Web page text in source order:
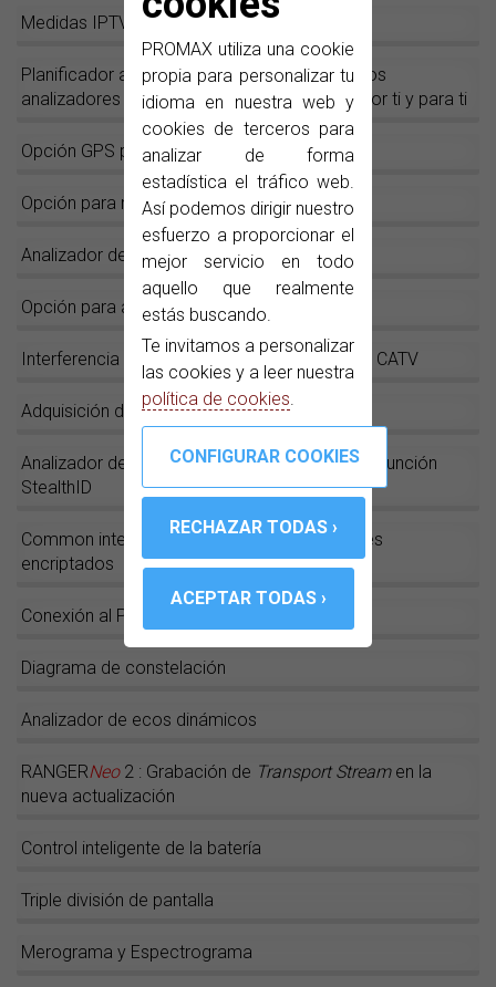
PROMAX utiliza una cookie
propia para personalizar tu
idioma en nuestra web y
cookies de terceros para
analizar de forma
estadística el tráfico web.
Así podemos dirigir nuestro
esfuerzo a proporcionar el
mejor servicio en todo
aquello que realmente
estás buscando.
Te invitamos a personalizar
las cookies y a leer nuestra
política de cookies
Medidas IPTV en el RANGER Neo2
Planificador automático de tareas, o como los
analizadores RANGER Neo pueden trabajar por ti y para ti
Opción GPS para análisis de cobertura
Opción para medidas en fibra óptica
Analizador de Transport Stream
Opción para análisis de señales DAB y DAB+
Interferencia LTE en sistemas SMATV y redes CATV
Adquisición de datos (datalogger)
Analizador de espectros rápido y preciso con función
StealthID
Common interface: Decodificación de canales
encriptados
Conexión al PC
Diagrama de constelación
Analizador de ecos dinámicos
RANGERNeo2 : Grabación de Transport Streamen la
nueva actualización
Control inteligente de la batería
Triple división de pantalla
Merograma y Espectrograma